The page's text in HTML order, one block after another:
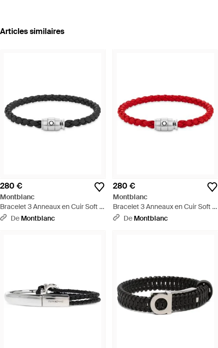
Articles similaires
280 €
Montblanc
Bracelet 3 Anneaux en Cuir Soft -
NoirDe Montblanc
280 €
Montblanc
Bracelet 3 Anneaux en Cuir Soft -
Rouge
De Montblanc